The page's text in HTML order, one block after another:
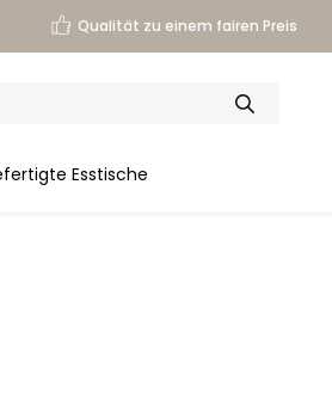
Qualität zu einem fairen Preis
Esstische